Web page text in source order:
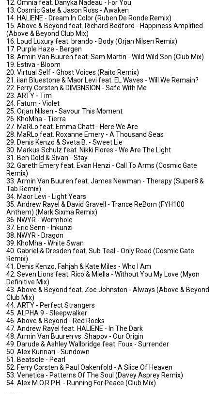
12. Omnia feat. Danyka Nadeau - For You
13. Cosmic Gate & Jason Ross - Awaken
14. HALIENE - Dream In Color (Ruben De Ronde Remix)
15. Above & Beyond feat. Richard Bedford - Happiness Amplified
(Above & Beyond Club Mix)
16. Loud Luxury feat. brando - Body (Orjan Nilsen Remix)
17. Purple Haze - Bergen
18. Armin Van Buuren feat. Sam Martin - Wild Wild Son (Club Mix)
19. Estiva - Bloom
20. Virtual Self - Ghost Voices (Raito Remix)
21. ilan Bluestone & Maor Levi feat. EL Waves - Will We Remain?
22. Ferry Corsten & DIM3NSION - Safe With Me
23. ARTY - Tim
24. Fatum - Violet
25. Orjan Nilsen - Savour This Moment
26. KhoMha - Tierra
27. MaRLo feat. Emma Chatt - Here We Are
28. MaRLo feat. Roxanne Emery - A Thousand Seas
29. Denis Kenzo & Sveta B. - Sweet Lie
30. Markus Schulz feat. Nikki Flores - We Are The Light
31. Ben Gold & Sivan - Stay
32. Gareth Emery feat. Evan Henzi - Call To Arms (Cosmic Gate
Remix)
33. Armin Van Buuren feat. James Newman - Therapy (Super8 &
Tab Remix)
34. Maor Levi - Light Years
35. Andrew Rayel & David Gravell - Trance ReBorn (FYH100
Anthem) (Mark Sixma Remix)
36. NWYR - Wormhole
37. Eric Senn - Inkunzi
38. NWYR - Dragon
39. KhoMha - White Swan
40. Gabriel & Dresden feat. Sub Teal - Only Road (Cosmic Gate
Remix)
41. Denis Kenzo, Fahjah & Kate Miles - Who I Am
42. Seven Lions feat. Rico & Miella - Without You My Love (Myon
Definitive Mix)
43. Above & Beyond feat. Zoë Johnston - Always (Above & Beyond
Club Mix)
44. ARTY - Perfect Strangers
45. ALPHA 9 - Sleepwalker
46. Above & Beyond - Red Rocks
47. Andrew Rayel feat. HALIENE - In The Dark
48. Armin Van Buuren vs. Shapov - Our Origin
49. Darude & Ashley Wallbridge feat. Foux - Surrender
50. Alex Kunnari - Sundown
51. Beatsole - Pearl
52. Ferry Corsten & Paul Oakenfold - A Slice Of Heaven
53. Venetica - Patterns Of The Soul (Davey Asprey Remix)
54. Alex M.O.R.P.H. - Running For Peace (Club Mix)